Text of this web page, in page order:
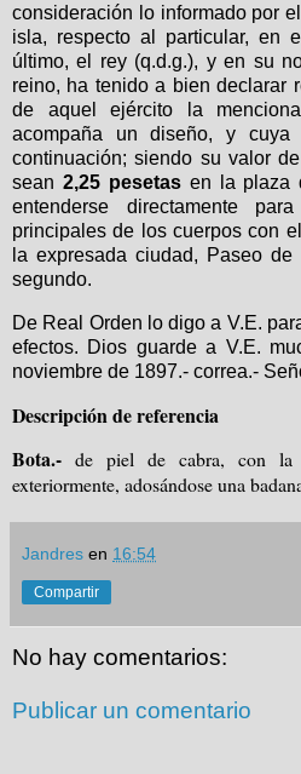
consideración lo informado por
isla, respecto al particular, en
último, el rey (q.d.g.), y en su
reino, ha tenido a bien declarar
de aquel ejército la
acompaña un diseño, y cuya
continuación; siendo su valor de
sean 2,25 pesetasen la plaza
entenderse directamente
principales de los cuerpos con
la expresada ciudad, Paseo
segundo.
De Real Orden lo digo a V.E.
efectos. Dios guarde a V.E.
noviembre de 1897.- correa.-
Descripción de referencia
Bota.- de piel de cabra, con la
exteriormente, adosándose una
Jandres en 16:54
Compartir
No hay comentarios:
Publicar un comentario